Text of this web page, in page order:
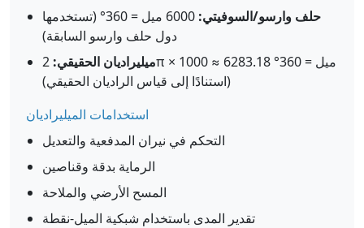
حلف وارسو/السوفيتي:
6000 ميل = 360° (تستخدمها
دول حلف وارسو السابقة)
ميليراديان الحقيقي: 2π × 1000 ≈ 6283.18 ميل = 360°
(استنادًا إلى قياس الراديان الحقيقي)
استخدامات الميليراديان
التحكم في نيران المدفعية والتعديل
الرماية بدقة وقناصين
المسح الأرضي والملاحة
تقدير المدى باستخدام شبكية الميل-نقطة